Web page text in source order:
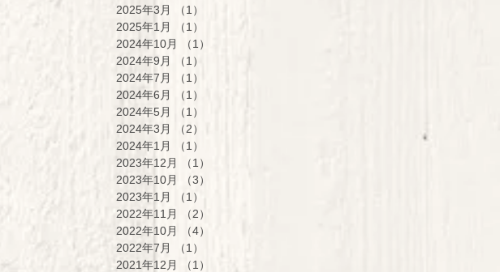
2025年3月
（1）
2025年1月
（1）
2024年10月
（1）
2024年9月
（1）
2024年7月
（1）
2024年6月
（1）
2024年5月
（1）
2024年3月
（2）
2024年1月
（1）
2023年12月
（1）
2023年10月
（3）
2023年1月
（1）
2022年11月
（2）
2022年10月
（4）
2022年7月
（1）
2021年12月
（1）